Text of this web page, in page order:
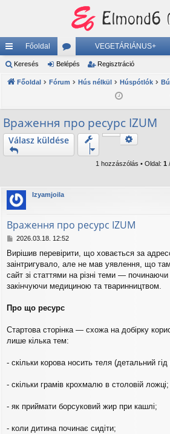
yo
rs
ke
Főoldal
ór
u
ok
VEGETÁRIÁNUS+
Keresés Belépés Regisztráció
Főoldal Fórum Hús nélkül Húspótlók
e
r
é
e
é
Враження про ресурс IZUM
Válasz küldése Keresés
Részletes
1 hozzászólás • Oldal: 1 /
Izyamjoila
Враження про ресурс IZUM
H
z
z
á
s
l
s
2026.03.18. 12:52
Вирішив перевірити, що ховається за
заінтригувало, але не мав уявлення, що
сайт зі статтями на різні теми — починаючи
закінчуючи медициною та тваринництвом.
Про що ресурс
Стартова сторінка — схожа на добірку
лише кілька тем:
- скільки корова носить теля (детальний гід
- скільки грамів крохмалю в столовій ложці;
- як приймати борсуковий жир при кашлі;
- коли дитина починає сидіти;